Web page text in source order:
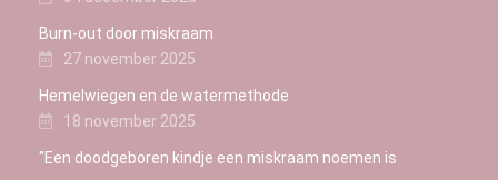
Burn-out door miskraam
27 november 2025
Hemelwiegen en de watermethode
18 november 2025
"Een doodgeboren kindje een miskraam noemen is